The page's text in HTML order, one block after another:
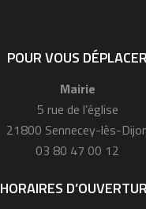
POUR VOUS DÉPLACER
Mairie
5 rue de l’église
21800 Sennecey-lès-
03 80 47 00 12
HORAIRES